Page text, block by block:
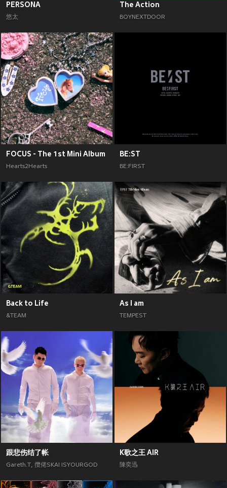
PERSONA
悠太
The Action
BOYNEXTDOOR
FOCUS - The 1st Mini Album
Hearts2Hearts
BE:ST
BE:FIRST
Back to Life
&TEAM
As I am
TEMPEST
跟悲伤结了帐
Gareth.T, 攬佬SKAI ISYOURGOD
K歌之王 AIR
陳奕迅